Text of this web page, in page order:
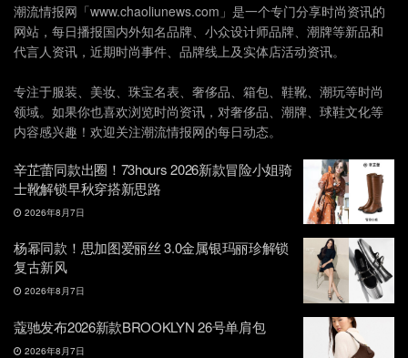
潮流情报网「www.chaoliunews.com」是一个专门分享时尚资讯的
网站，每日播报国内外知名品牌、小众设计师品牌、潮牌等新品和
代言人资讯，近期时尚事件、品牌线上及实体店活动资讯。
专注于服装、美妆、珠宝名表、奢侈品、箱包、鞋靴、潮玩等时尚
领域。如果你也喜欢浏览时尚资讯，对奢侈品、潮牌、球鞋文化等
内容感兴趣！欢迎关注潮流情报网的每日动态。
辛芷蕾同款出圈！73hours 2026新款冒险小姐骑
士靴解锁早秋穿搭新思路
2026年8月7日
杨幂同款！思加图爱丽丝 3.0金属银玛丽珍解锁
复古新风
2026年8月7日
蔻驰发布2026新款BROOKLYN 26号单肩包
2026年8月7日